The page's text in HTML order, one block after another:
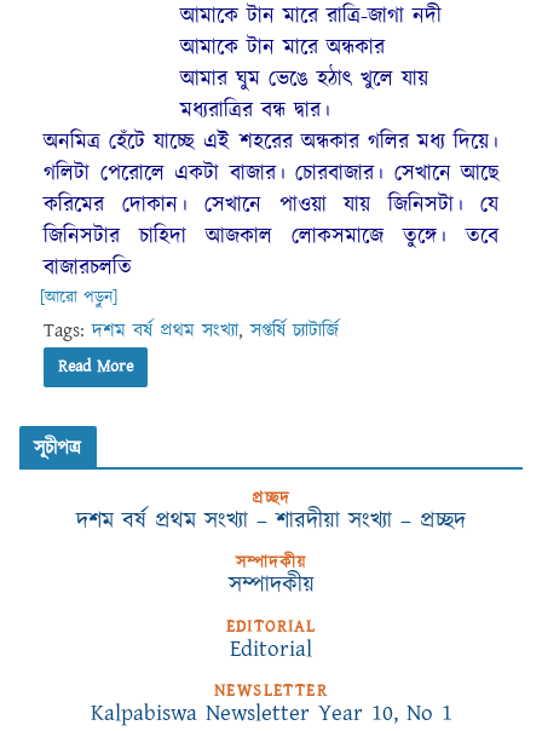
আমাকে টান মারে রাত্রি-জাগা নদী
আমাকে টান মারে অন্ধকার
আমার ঘুম ভেঙে হঠাৎ খুলে যায়
মধ্যরাত্রির বন্ধ দ্বার।
অনমিত্র হেঁটে যাচ্ছে এই শহরের অন্ধকার গলির মধ্য দিয়ে।
গলিটা পেরোলে একটা বাজার। চোরবাজার। সেখানে আছে
করিমের দোকান। সেখানে পাওয়া যায় জিনিসটা। যে
জিনিসটার চাহিদা আজকাল লোকসমাজে তুঙ্গে। তবে
বাজারচলতি
[আরো পড়ুন]
Tags:দশম বর্ষ প্রথম সংখ্যা,সপ্তর্ষি চ্যাটার্জি
Read More
সূচীপত্র
প্রচ্ছদ
দশম বর্ষ প্রথম সংখ্যা – শারদীয়া সংখ্যা – প্রচ্ছদ
সম্পাদকীয়
সম্পাদকীয়
EDITORIAL
Editorial
NEWSLETTER
Kalpabiswa Newsletter Year 10, No 1